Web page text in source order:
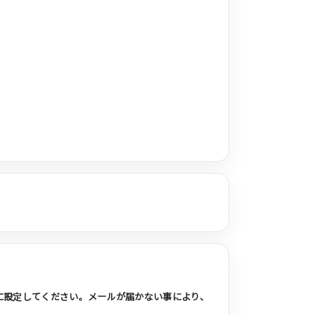
してください。メールが届かない事により、